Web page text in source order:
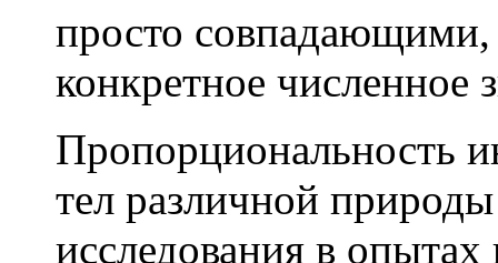
просто совпадающими,
конкретное численное
Пропорциональность
тел различной
исследования в